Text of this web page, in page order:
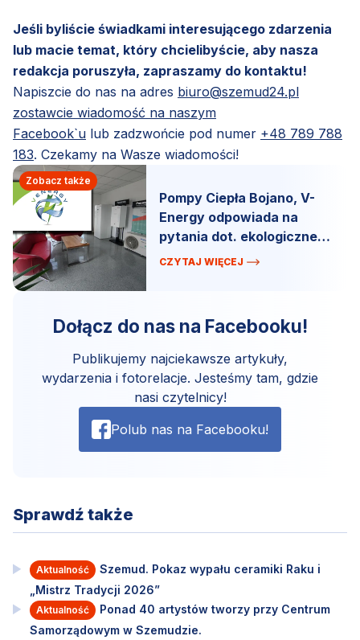
Jeśli byliście świadkami interesującego zdarzenia
lub macie temat, który chcielibyście, aby nasza
redakcja poruszyła, zapraszamy do kontaktu!
Napiszcie do nas na adres biuro@szemud24.pl
zostawcie wiadomość na naszym
Facebook`u lub zadzwońcie pod numer +48 789 788
183. Czekamy na Wasze wiadomości!
Zobacz także
Pompy Ciepła Bojano, V-
Energy odpowiada na
pytania dot. ekologicznego
ogrzewania.
CZYTAJ WIĘCEJ
Dołącz do nas na Facebooku!
Publikujemy najciekawsze artykuły,
wydarzenia i fotorelacje. Jesteśmy tam, gdzie
nasi czytelnicy!
Polub nas na Facebooku!
Sprawdź także
Aktualność
Szemud. Pokaz wypału ceramiki Raku i
„Mistrz Tradycji 2026”
Aktualność
Ponad 40 artystów tworzy przy Centrum
Samorządowym w Szemudzie.